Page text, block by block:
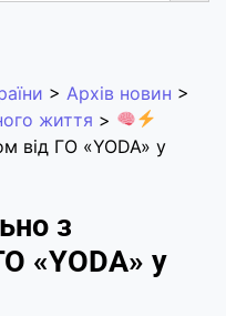
> Архів новин >
життя >
від ГО «YODA» у
з
«YODA» у